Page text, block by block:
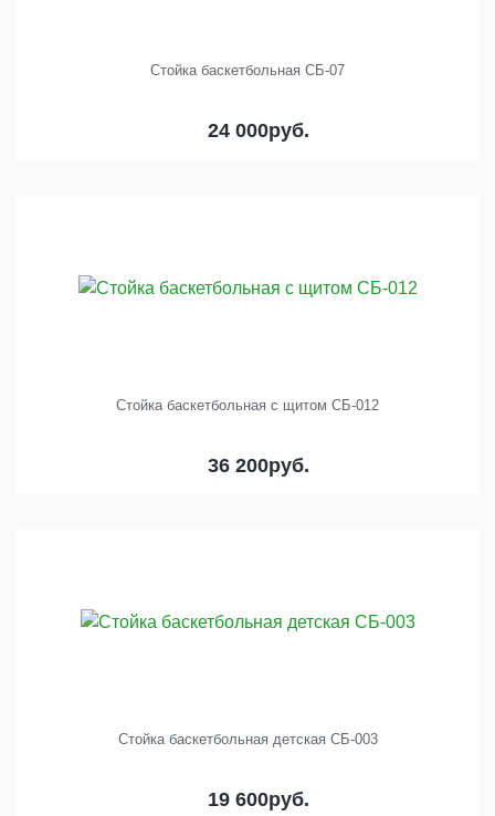
Стойка баскетбольная СБ-07
24 000руб.
Стойка баскетбольная с щитом СБ-012
36 200руб.
Стойка баскетбольная детская СБ-003
19 600руб.